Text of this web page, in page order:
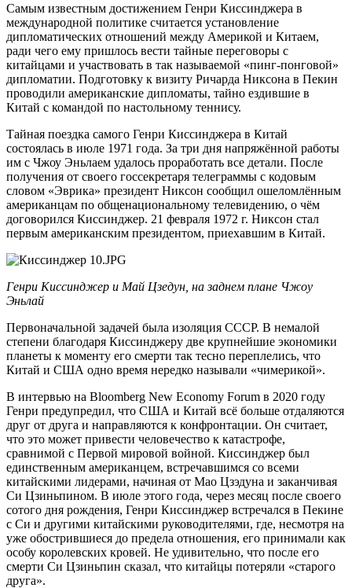
Самым известным достижением Генри Киссинджера в
международной политике считается установление
дипломатических отношений между Америкой и Китаем,
ради чего ему пришлось вести тайные переговоры с
китайцами и участвовать в так называемой «пинг-понговой»
дипломатии. Подготовку к визиту Ричарда Никсона в Пекин
проводили американские дипломаты, тайно ездившие в
Китай с командой по настольному теннису.
Тайная поездка самого Генри Киссинджера в Китай
состоялась в июле 1971 года. За три дня напряжённой работы
им с Чжоу Эньлаем удалось проработать все детали. После
получения от своего госсекретаря телеграммы с кодовым
словом «Эврика» президент Никсон сообщил ошеломлённым
американцам по общенациональному телевидению, о чём
договорился Киссинджер. 21 февраля 1972 г. Никсон стал
первым американским президентом, приехавшим в Китай.
Генри Киссинджер и Май Цзедун, на заднем плане Чжоу
Эньлай
Первоначальной задачей была изоляция СССР. В немалой
степени благодаря Киссинджеру две крупнейшие экономики
планеты к моменту его смерти так тесно переплелись, что
Китай и США одно время нередко называли «чимерикой».
В интервью на Bloomberg New Economy Forum в 2020 году
Генри предупредил, что США и Китай всё больше отдаляются
друг от друга и направляются к конфронтации. Он считает,
что это может привести человечество к катастрофе,
сравнимой с Первой мировой войной. Киссинджер был
единственным американцем, встречавшимся со всеми
китайскими лидерами, начиная от Мао Цзэдуна и заканчивая
Си Цзиньпином. В июле этого года, через месяц после своего
сотого дня рождения, Генри Киссинджер встречался в Пекине
с Си и другими китайскими руководителями, где, несмотря на
уже обострившиеся до предела отношения, его принимали как
особу королевских кровей. Не удивительно, что после его
смерти Си Цзиньпин сказал, что китайцы потеряли «старого
друга».